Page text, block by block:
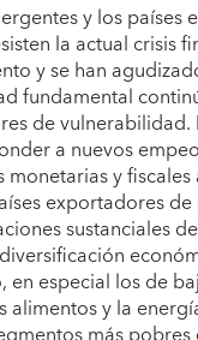
y los países
la actual crisis
y se han
fundamental
de
a nuevos
y
exportadores
sustanciales
especial los de
alimentos y la